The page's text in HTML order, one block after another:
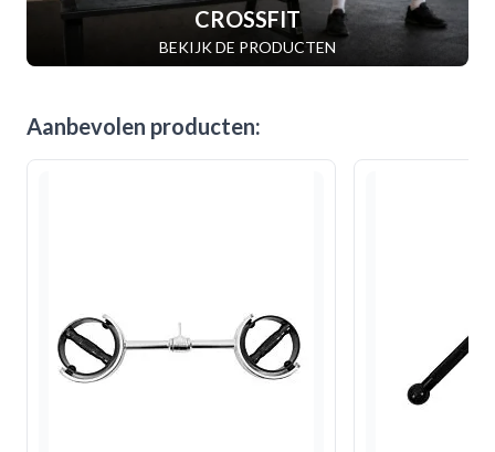
CROSSFIT
BEKIJK DE PRODUCTEN
Aanbevolen producten: